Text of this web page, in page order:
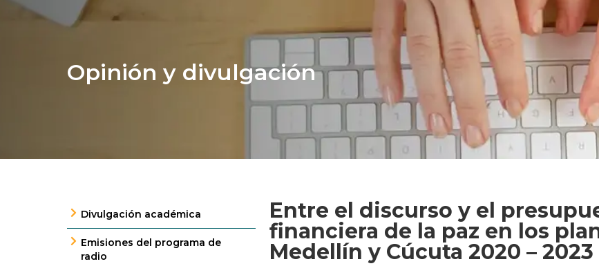
Opinión y divulgación
Divulgación académica
Emisiones del programa de
radio
Entre el discurso y el
financiera de la paz en los
Medellín y Cúcuta 2020 – 2023